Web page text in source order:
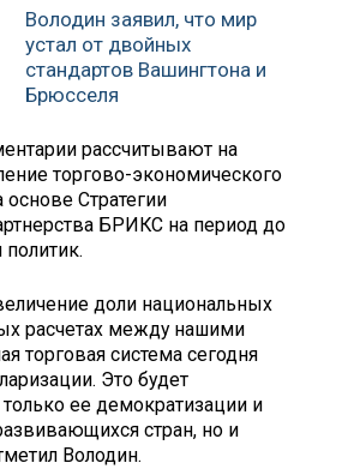
Володин заявил, что мир
устал от двойных
стандартов Вашингтона и
Брюсселя
рассчитывают на
торгово-экономического
Стратегии
БРИКС на период до
доли национальных
расчетах между нашими
торговая система сегодня
Это будет
ее демократизации и
стран, но и
Володин.